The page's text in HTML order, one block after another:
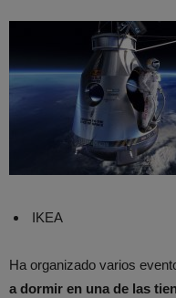
IKEA
Ha organizado varios
a dormir en una de las